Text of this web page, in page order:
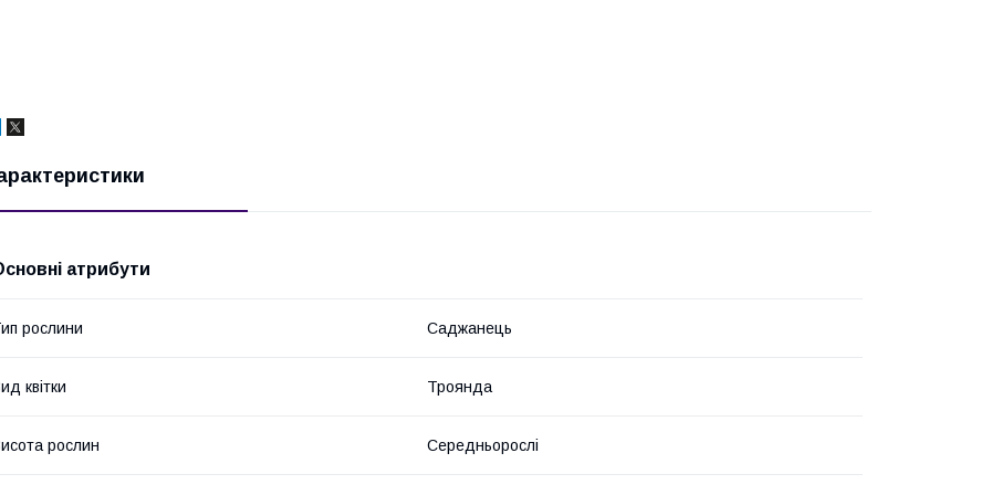
атрибути
рослини Саджанець
квітки Троянда
рослин Середньорослі